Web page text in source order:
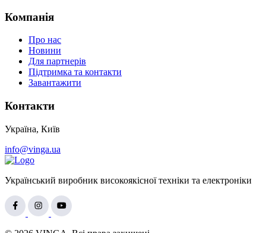
Компанія
Про нас
Новини
Для партнерів
Підтримка та контакти
Завантажити
Контакти
Україна, Київ
info@vinga.ua
Український виробник високоякісної техніки та електроніки